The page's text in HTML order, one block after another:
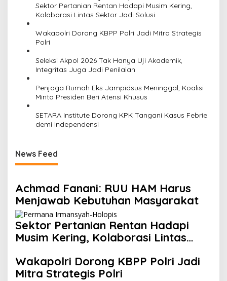
Sektor Pertanian Rentan Hadapi Musim Kering,
Kolaborasi Lintas Sektor Jadi Solusi
Wakapolri Dorong KBPP Polri Jadi Mitra Strategis
Polri
Seleksi Akpol 2026 Tak Hanya Uji Akademik,
Integritas Juga Jadi Penilaian
Penjaga Rumah Eks Jampidsus Meninggal, Koalisi
Minta Presiden Beri Atensi Khusus
SETARA Institute Dorong KPK Tangani Kasus Febrie
demi Independensi
News Feed
Achmad Fanani: RUU HAM Harus
Menjawab Kebutuhan Masyarakat
Sektor Pertanian Rentan Hadapi
Musim Kering, Kolaborasi Lintas
Wakapolri Dorong KBPP Polri Jadi
Mitra Strategis Polri